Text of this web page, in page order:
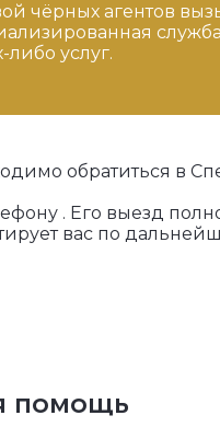
чёрных агентов
услуг.
обратиться в
. Его выезд
вас по
помощь